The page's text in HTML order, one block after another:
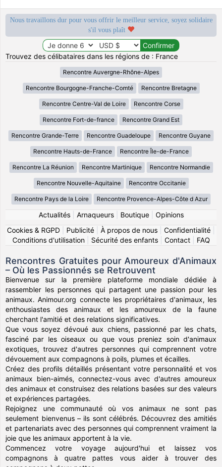
Nous travaillons dur pour vous offrir le meilleur service, soyez solidaire
s'il vous plaît
Trouvez des célibataires dans les régions de : France
Rencontre Auvergne-Rhône-Alpes
Rencontre Bourgogne-Franche-Comté Rencontre Bretagne
Rencontre Centre-Val de Loire Rencontre Corse
Rencontre Fort-de-france Rencontre Grand Est
Rencontre Grande-Terre Rencontre Guadeloupe Rencontre Guyane
Rencontre Hauts-de-France Rencontre Île-de-France
Rencontre La Réunion Rencontre Martinique Rencontre Normandie
Rencontre Nouvelle-Aquitaine Rencontre Occitanie
Rencontre Pays de la Loire Rencontre Provence-Alpes-Côte d Azur
Actualités| Arnaqueurs| Boutique| Opinions
Cookies & RGPD
Publicité À propos de nous Confidentialité
Conditions d'utilisation| Sécurité des enfants| Contact| FAQ
Rencontres Gratuites pour Amoureux d'Animaux
– Où les Passionnés se Retrouvent
Bienvenue sur la première plateforme mondiale dédiée à
rassembler les personnes qui partagent une passion pour les
animaux. Animour.org connecte les propriétaires d'animaux, les
enthousiastes des animaux et les amoureux de la faune
cherchant l'amitié et des relations significatives.
Que vous soyez dévoué aux chiens, passionné par les chats,
fasciné par les oiseaux ou que vous preniez soin d'animaux
exotiques, trouvez d'autres personnes qui comprennent votre
dévouement aux compagnons à poils, plumes et écailles.
Créez des profils détaillés présentant votre personnalité et vos
animaux bien-aimés, connectez-vous avec d'autres amoureux
des animaux et construisez des relations basées sur des valeurs
et expériences partagées.
Rejoignez une communauté où vos animaux ne sont pas
seulement bienvenus – ils sont célébrés. Découvrez des amitiés
et partenariats avec des personnes qui comprennent vraiment la
joie que les animaux apportent à la vie.
Commencez votre voyage aujourd'hui et laissez vos
compagnons à quatre pattes vous aider à trouver des